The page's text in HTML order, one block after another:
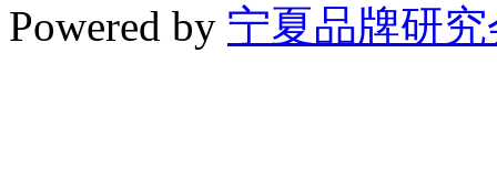
Powered by 宁夏品牌研